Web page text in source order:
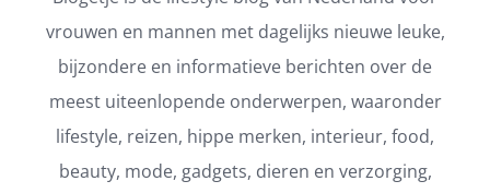
vrouwen en mannen met dagelijks nieuwe leuke,
bijzondere en informatieve berichten over de
meest uiteenlopende onderwerpen, waaronder
lifestyle, reizen, hippe merken, interieur, food,
beauty, mode, gadgets, dieren en verzorging,